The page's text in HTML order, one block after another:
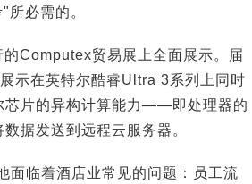
所必需的。
Computex贸易展上全面展示。届
示在英特尔酷睿Ultra 3系列上同时
芯片的异构计算能力——即处理器的
据发送到远程云服务器。
面临着酒店业常见的问题：员工流